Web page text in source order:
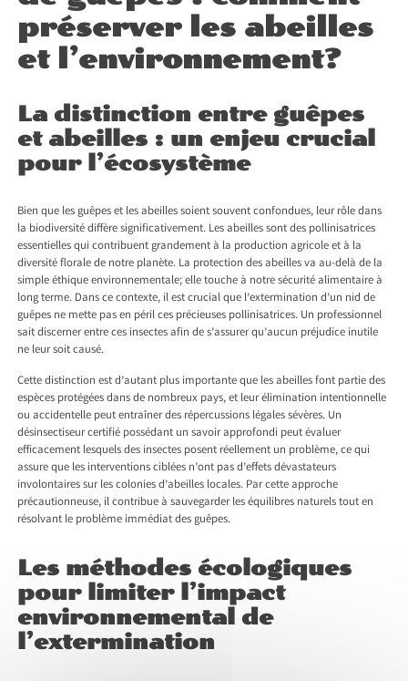
préserver les abeilles
et l’environnement?
La distinction entre guêpes
et abeilles : un enjeu crucial
pour l’écosystème
Bien que les guêpes et les abeilles soient souvent confondues, leur rôle dans
la biodiversité diffère significativement. Les abeilles sont des pollinisatrices
essentielles qui contribuent grandement à la production agricole et à la
diversité florale de notre planète. La protection des abeilles va au-delà de la
simple éthique environnementale; elle touche à notre sécurité alimentaire à
long terme. Dans ce contexte, il est crucial que l’extermination d’un nid de
guêpes ne mette pas en péril ces précieuses pollinisatrices. Un professionnel
sait discerner entre ces insectes afin de s’assurer qu’aucun préjudice inutile
ne leur soit causé.
Cette distinction est d’autant plus importante que les abeilles font partie des
espèces protégées dans de nombreux pays, et leur élimination intentionnelle
ou accidentelle peut entraîner des répercussions légales sévères. Un
désinsectiseur certifié possédant un savoir approfondi peut évaluer
efficacement lesquels des insectes posent réellement un problème, ce qui
assure que les interventions ciblées n’ont pas d’effets dévastateurs
involontaires sur les colonies d’abeilles locales. Par cette approche
précautionneuse, il contribue à sauvegarder les équilibres naturels tout en
résolvant le problème immédiat des guêpes.
Les méthodes écologiques
pour limiter l’impact
environnemental de
l’extermination